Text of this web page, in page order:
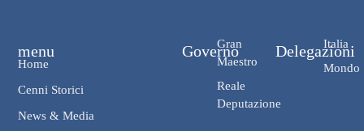
Governo
Gran
Maestro
Reale
Deputazione
Delegazioni
Italia
Mondo
menu
Home
Cenni Storici
News & Media